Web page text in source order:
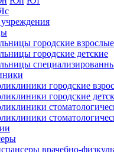
городские взрослые
городские детские
городские
городские
врачебно-